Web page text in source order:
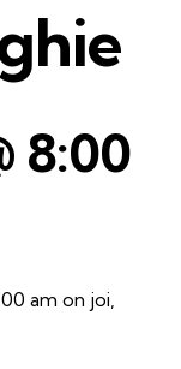
8:00
am on joi,